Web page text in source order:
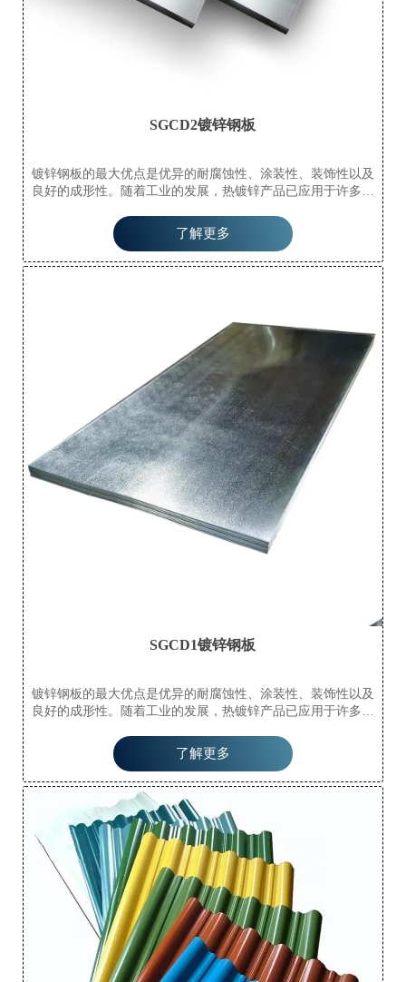
SGCD2镀锌钢板
镀锌钢板的最大优点是优异的耐腐蚀性、涂装性、装饰性以及
良好的成形性。随着工业的发展，热镀锌产品已应用于许多领
的防腐处理方法。广泛应用于电力塔、通信塔、铁路、公路防
护、路灯杆、船舶部件、建筑钢结构部件、变电站辅助设施、
轻工业等领域。
了解更多
SGCD1镀锌钢板
镀锌钢板的最大优点是优异的耐腐蚀性、涂装性、装饰性以及
良好的成形性。随着工业的发展，热镀锌产品已应用于许多领
的防腐处理方法。广泛应用于电力塔、通信塔、铁路、公路防
护、路灯杆、船舶部件、建筑钢结构部件、变电站辅助设施、
轻工业等领域。
了解更多